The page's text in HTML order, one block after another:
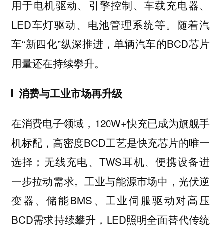
用于电机驱动、引擎控制、车载充电器、
LED车灯驱动、电池管理系统等。随着汽
车“新四化”纵深推进，单辆汽车的BCD芯片
用量还在持续攀升。
消费与工业市场再升级
在消费电子领域，120W+快充已成为旗舰手
机标配，高密度BCD工艺是快充芯片的唯一
选择；无线充电、TWS耳机、便携设备进
一步拉动需求。工业与能源市场中，光伏逆
变器、储能BMS、工业伺服驱动对高压
BCD需求持续攀升，LED照明全面替代传统